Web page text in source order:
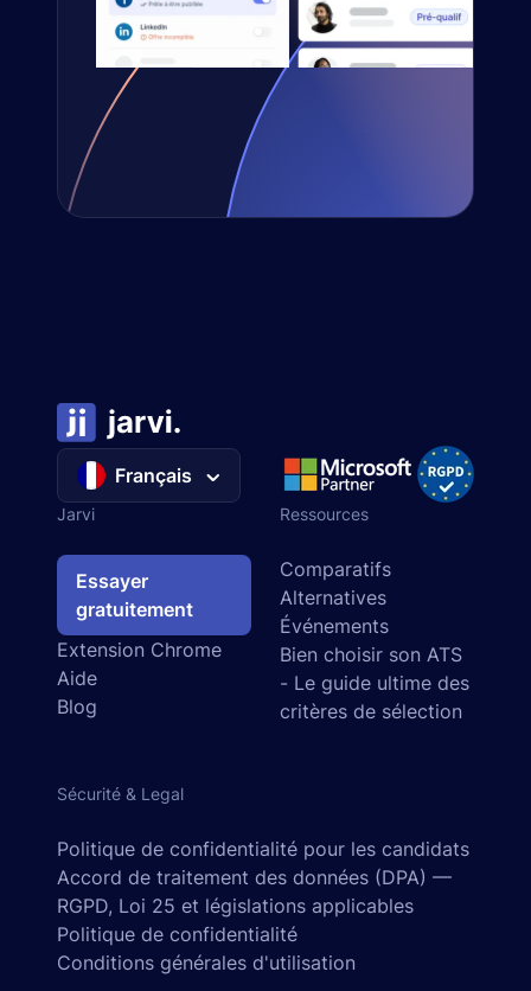
Français
Jarvi
Essayer
gratuitement
Extension Chrome
Aide
Blog
Ressources
Comparatifs
Alternatives
Événements
Bien choisir son ATS
- Le guide ultime des
critères de sélection
Sécurité & Legal
Politique de confidentialité pour les candidats
Accord de traitement des données (DPA) —
RGPD, Loi 25 et législations applicables
Politique de confidentialité
Conditions générales d'utilisation